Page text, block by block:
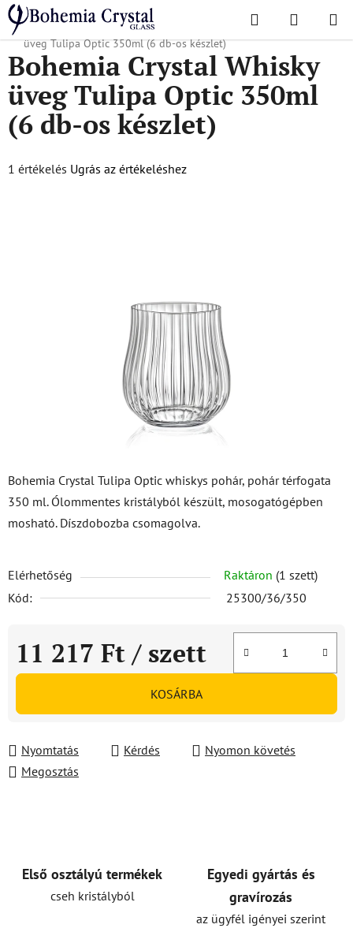
Ugrás
fő
tartalomhoz
Keresés KOSÁR
Kezdőlap
/ Népszerű kollekciók / Tulipa optika
Bohemia Crystal Whisky
üveg Tulipa Optic 350ml (6 db-os készlet)
Bohemia Crystal Tulipa Optic whiskys pohár, pohár térfogata
350 ml. Ólommentes kristályból készült, mosogatógépben
mosható. Díszdobozba csomagolva.
Elérhetőség Raktáron (1 szett)
Kód:
25300/36/350
11 217 Ft / szett
Egységár:
KOSÁRBA
Nyomtatás Kérdés
Nyomon követés
Megosztás
Bohemia Crystal Whisky
üveg Tulipa Optic 350ml
(6 db-os készlet)
A
1 értékelés Ugrás az értékeléshez
Első osztályú termékek
cseh kristályból
Egyedi gyártás és
gravírozás
az ügyfél igényei szerint